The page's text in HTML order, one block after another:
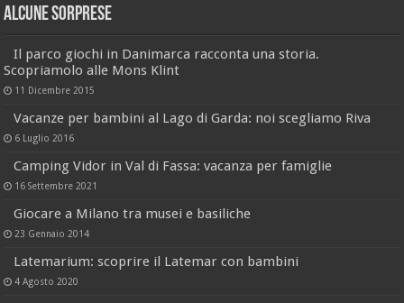
Alcune sorprese
Il parco giochi in Danimarca racconta una storia.
Scopriamolo alle Mons Klint
11 Dicembre 2015
Vacanze per bambini al Lago di Garda: noi scegliamo Riva
6 Luglio 2016
Camping Vidor in Val di Fassa: vacanza per famiglie
16 Settembre 2021
Giocare a Milano tra musei e basiliche
23 Gennaio 2014
Latemarium: scoprire il Latemar con bambini
4 Agosto 2020